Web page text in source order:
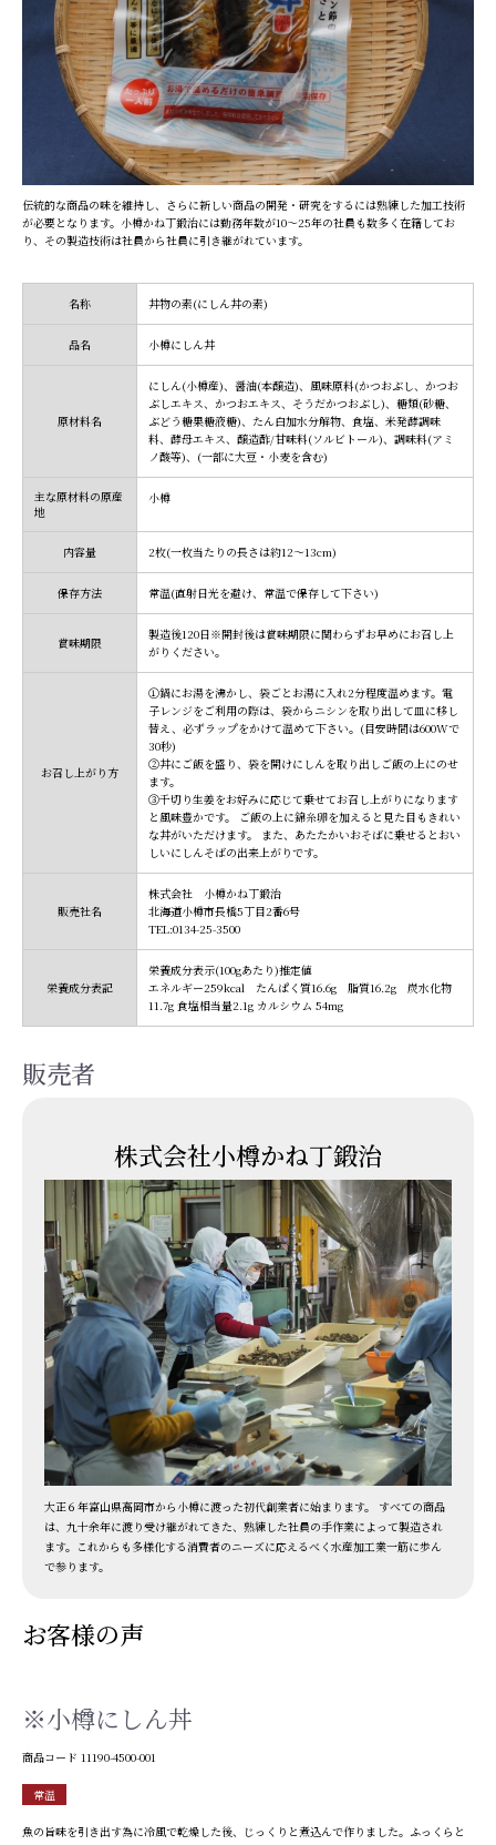
伝統的な商品の味を維持し、さらに新しい商品の開発・研究をするには熟練した加工技術
が必要となります。小樽かね丁鍛治には勤務年数が10～25年の社員も数多く在籍してお
り、その製造技術は社員から社員に引き継がれています。
名称 丼物の素(にしん丼の素)
品名 小樽にしん丼
原材料名
にしん(小樽産)、醤油(本醸造)、風味原料(かつおぶし、かつお
ぶしエキス、かつおエキス、そうだかつおぶし)、糖類(砂糖、
ぶどう糖果糖液糖)、たん白加水分解物、食塩、米発酵調味
料、酵母エキス、醸造酢/甘味料(ソルビトール)、調味料(アミ
ノ酸等)、(一部に大豆・小麦を含む)
主な原材料の原産
地
小樽
内容量 2枚(一枚当たりの長さは約12～13cm)
保存方法 常温(直射日光を避け、常温で保存して下さい)
賞味期限
製造後120日※開封後は賞味期限に関わらずお早めにお召し上
がりください。
お召し上がり方
①鍋にお湯を沸かし、袋ごとお湯に入れ2分程度温めます。電
子レンジをご利用の際は、袋からニシンを取り出して皿に移し
替え、必ずラップをかけて温めて下さい。(目安時間は600Wで
30秒)
②丼にご飯を盛り、袋を開けにしんを取り出しご飯の上にのせ
ます。
③千切り生姜をお好みに応じて乗せてお召し上がりになります
と風味豊かです。 ご飯の上に錦糸卵を加えると見た目もきれい
な丼がいただけます。 また、あたたかいおそばに乗せるとおい
しいにしんそばの出来上がりです。
販売社名
株式会社 小樽かね丁鍛治
北海道小樽市長橋5丁目2番6号
TEL:0134-25-3500
栄養成分表記
栄養成分表示(100gあたり)推定値
エネルギー259kcal たんぱく質16.6g 脂質16.2g 炭水化物
11.7g 食塩相当量2.1g カルシウム 54mg
販売者
株式会社小樽かね丁鍛治
大正６年富山県高岡市から小樽に渡った初代創業者に始まります。 すべての商品
は、九十余年に渡り受け継がれてきた、熟練した社員の手作業によって製造され
ます。これからも多様化する消費者のニーズに応えるべく水産加工業一筋に歩ん
で参ります。
お客様の声
※小樽にしん丼
商品コード 11190-4500-001
常温
魚の旨味を引き出す為に冷風で乾燥した後、じっくりと煮込んで作りました。ふっくらと